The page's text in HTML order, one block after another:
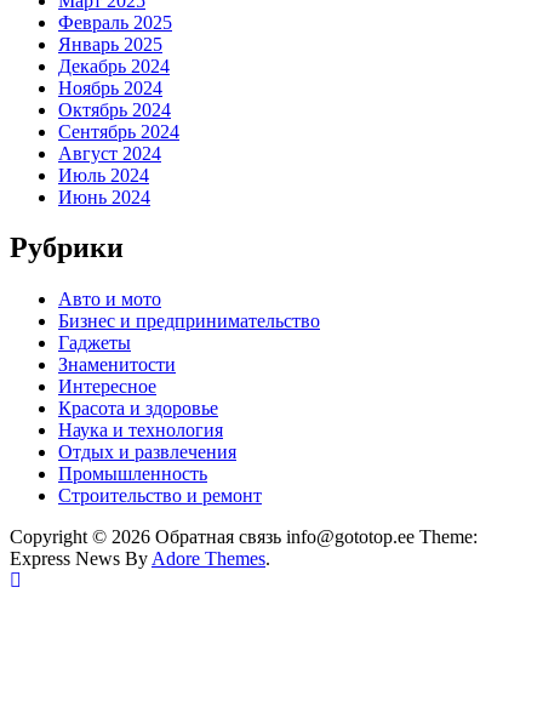
Февраль 2025
Январь 2025
Декабрь 2024
Ноябрь 2024
Октябрь 2024
Сентябрь 2024
Август 2024
Июль 2024
Июнь 2024
Рубрики
Авто и мото
Бизнес и предпринимательство
Гаджеты
Знаменитости
Интересное
Красота и здоровье
Наука и технология
Отдых и развлечения
Промышленность
Строительство и ремонт
Copyright © 2026 Обратная связь info@gototop.ee Theme:
Express News By Adore Themes.